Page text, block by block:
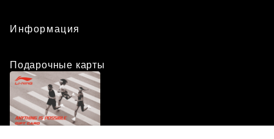
Информация
Подарочные карты